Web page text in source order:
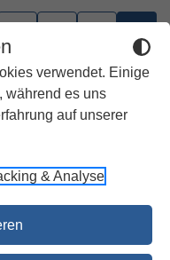
verwendet. Einige
während es uns
auf unserer
& Analyse